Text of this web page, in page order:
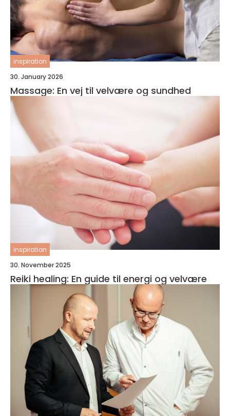
inspiration
30. January 2026
Massage: En vej til velvære og sundhed
inspiration
30. November 2025
Reiki healing: En guide til energi og velvære